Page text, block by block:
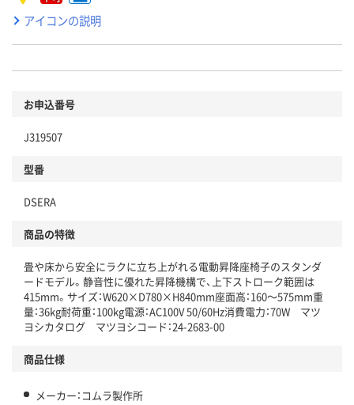
アイコンの説明
お申込番号
J319507
型番
DSERA
商品の特徴
畳や床から安全にラクに立ち上がれる電動昇降座椅子のスタンダ
ードモデル。静音性に優れた昇降機構で、上下ストローク範囲は
415mm。サイズ：W620×D780×H840mm座面高：160～575mm重
量：36kg耐荷重：100kg電源：AC100V 50/60Hz消費電力：70W マツ
ヨシカタログ マツヨシコード：24-2683-00
商品仕様
メーカー：コムラ製作所